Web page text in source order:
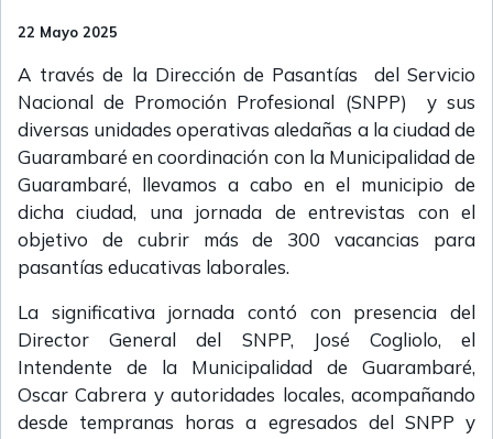
22 Mayo 2025
A través de la Dirección de Pasantías del Servicio
Nacional de Promoción Profesional (SNPP) y sus
diversas unidades operativas aledañas a la ciudad de
Guarambaré en coordinación con la Municipalidad de
Guarambaré, llevamos a cabo en el municipio de
dicha ciudad, una jornada de entrevistas con el
objetivo de cubrir más de 300 vacancias para
pasantías educativas laborales.
La significativa jornada contó con presencia del
Director General del SNPP, José Cogliolo, el
Intendente de la Municipalidad de Guarambaré,
Oscar Cabrera y autoridades locales, acompañando
desde tempranas horas a egresados del SNPP y